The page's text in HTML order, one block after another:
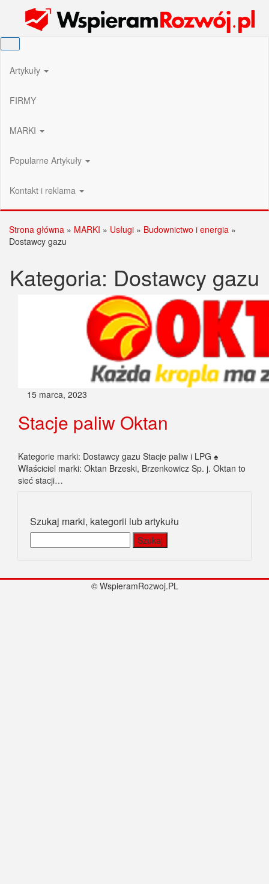
Wspieram Rozwój PL
Artykuły
FIRMY
MARKI
Popularne Artykuły
Kontakt i reklama
Strona główna » MARKI » Usługi » Budownictwo i energia »
Dostawcy gazu
Kategoria: Dostawcy gazu
15 marca, 2023
Stacje paliw Oktan
Kategorie marki: Dostawcy gazu Stacje paliw i LPG ♠
Właściciel marki: Oktan Brzeski, Brzenkowicz Sp. j. Oktan to
sieć stacji…
Szukaj marki, kategorii lub artykułu
© WspieramRozwoj.PL